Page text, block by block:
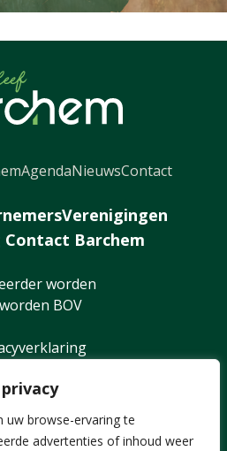
uw browse-ervaring te
advertenties of inhoud weer
AgendaNieuwsContact
Verenigingen
Barchem
worden
BOV